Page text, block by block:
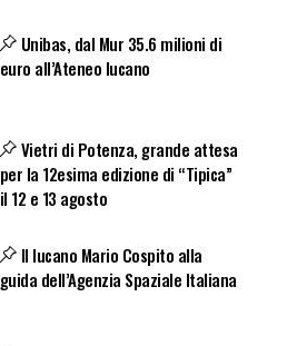
Unibas, dal Mur 35.6 milioni di
euro all’Ateneo lucano
Vietri di Potenza, grande attesa
per la 12esima edizione di “Tipica”
il 12 e 13 agosto
Il lucano Mario Cospito alla
guida dell’Agenzia Spaziale Italiana